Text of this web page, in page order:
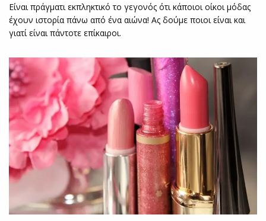
Είναι πράγματι εκπληκτικό το γεγονός ότι κάποιοι οίκοι μόδας
έχουν ιστορία πάνω από ένα αιώνα! Aς δούμε ποιοι είναι και
γιατί είναι πάντοτε επίκαιροι.